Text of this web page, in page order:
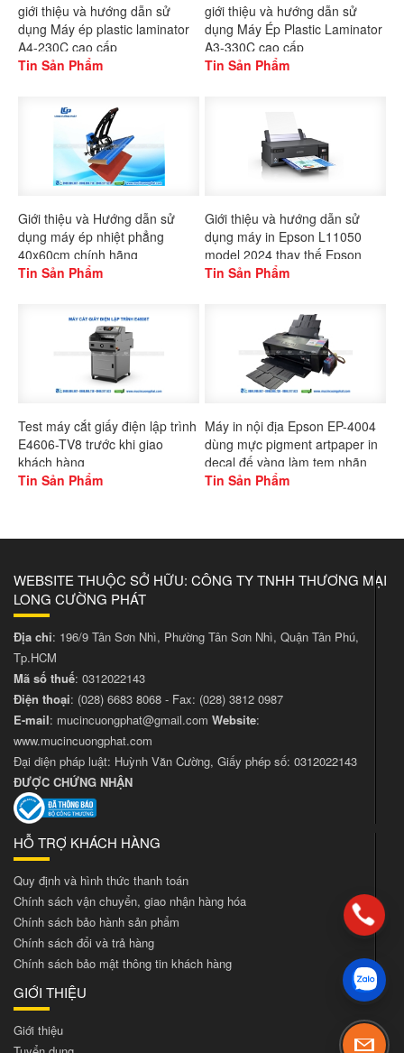
giới thiệu và hướng dẫn sử
dụng Máy ép plastic laminator
A4-230C cao cấp
Tin Sản Phẩm
giới thiệu và hướng dẫn sử
dụng Máy Ép Plastic Laminator
A3-330C cao cấp
Tin Sản Phẩm
Giới thiệu và Hướng dẫn sử
dụng máy ép nhiệt phẳng
40x60cm chính hãng
Gaoshang
Tin Sản Phẩm
Giới thiệu và hướng dẫn sử
dụng máy in Epson L11050
model 2024 thay thế Epson
L1300
Tin Sản Phẩm
Test máy cắt giấy điện lập trình
E4606-TV8 trước khi giao
khách hàng
Tin Sản Phẩm
Máy in nội địa Epson EP-4004
dùng mực pigment artpaper in
decal đế vàng làm tem nhãn
Tin Sản Phẩm
WEBSITE THUỘC SỞ HỮU: CÔNG TY TNHH THƯƠNG MẠI
LONG CƯỜNG PHÁT
Địa chỉ: 196/9 Tân Sơn Nhì, Phường Tân Sơn Nhì, Quận Tân Phú,
Tp.HCM
Mã số thuế: 0312022143
Điện thoại: (028) 6683 8068 - Fax: (028) 3812 0987
E-mail: mucincuongphat@gmail.com Website:
www.mucincuongphat.com
Đại diện pháp luật: Huỳnh Văn Cường, Giấy phép số: 0312022143
ĐƯỢC CHỨNG NHẬN
HỖ TRỢ KHÁCH HÀNG
Quy định và hình thức thanh toán
Chính sách vận chuyển, giao nhận hàng hóa
Chính sách bảo hành sản phẩm
Chính sách đổi và trả hàng
Chính sách bảo mật thông tin khách hàng
GIỚI THIỆU
Giới thiệu